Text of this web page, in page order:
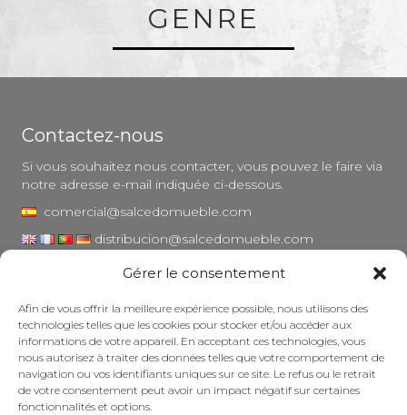
Gérer le consentement
Afin de vous offrir la meilleure expérience possible, nous utilisons des
technologies telles que les cookies pour stocker et/ou accéder aux
informations de votre appareil. En acceptant ces technologies, vous
nous autorisez à traiter des données telles que votre comportement de
navigation ou vos identifiants uniques sur ce site. Le refus ou le retrait
de votre consentement peut avoir un impact négatif sur certaines
fonctionnalités et options.
GENRE
Contactez-nous
Si vous souhaitez nous contacter, vous pouvez le faire via
notre adresse e-mail indiquée ci-dessous.
comercial@salcedomueble.com
distribucion@salcedomueble.com
1, rue Arturo San Juan - Viana, Navarre (31230)
Instagram
Mentions légales
Politique de confidentialité
Politique en matière de cookies